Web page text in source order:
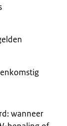
wanneer